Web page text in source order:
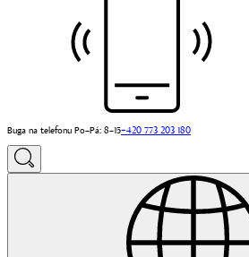
Buga na telefonu Po–Pá: 8–15+420 773 203 180